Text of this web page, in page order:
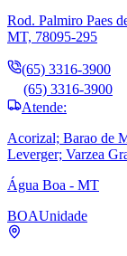
Rod. Palmiro Paes
MT, 78095-295
(65) 3316-3900
(65) 3316-3900
Atende:
Acorizal; Barao de
Leverger; Varzea
Água Boa - MT
BOAUnidade